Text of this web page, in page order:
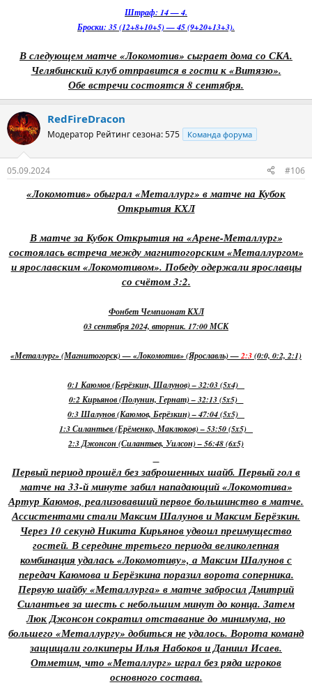
Штраф: 14 — 4.
Броски: 35 (12+8+10+5) — 45 (9+20+13+3).
В следующем матче «Локомотив» сыграет дома со СКА.
Челябинский клуб отправится в гости к «Витязю».
Обе встречи состоятся 8 сентября.
RedFireDracon
Модератор Рейтинг сезона: 575 Команда форума
05.09.2024 #106
«Локомотив» обыграл «Металлург» в матче на Кубок
Открытия КХЛ
В матче за Кубок Открытия на «Арене-Металлург»
состоялась встреча между магнитогорским «Металлургом»
и ярославским «Локомотивом». Победу одержали ярославцы
со счётом 3:2.
Фонбет Чемпионат КХЛ
03 сентября 2024, вторник. 17:00 МСК
«Металлург» (Магнитогорск) — «Локомотив» (Ярославль) —2:3(0:0, 0:2, 2:1)
0:1 Каюмов (Берёзкин, Шалунов) – 32:03 (5x4)
0:2 Кирьянов (Полунин, Гернат) – 32:13 (5x5)
0:3 Шалунов (Каюмов, Берёзкин) – 47:04 (5x5)
1:3 Силантьев (Ерёменко, Маклюков) – 53:50 (5x5)
2:3 Джонсон (Силантьев, Уилсон) – 56:48 (6x5)
Первый период прошёл без заброшенных шайб. Первый гол в
матче на 33-й минуте забил нападающий «Локомотива»
Артур Каюмов, реализовавший первое большинство в матче.
Ассистентами стали Максим Шалунов и Максим Берёзкин.
Через 10 секунд Никита Кирьянов удвоил преимущество
гостей. В середине третьего периода великолепная
комбинация удалась «Локомотиву», а Максим Шалунов с
передач Каюмова и Берёзкина поразил ворота соперника.
Первую шайбу «Металлурга» в матче забросил Дмитрий
Силантьев за шесть с небольшим минут до конца. Затем
Люк Джонсон сократил отставание до минимума, но
большего «Металлургу» добиться не удалось. Ворота команд
защищали голкиперы Илья Набоков и Даниил Исаев.
Отметим, что «Металлург» играл без ряда игроков
основного состава.